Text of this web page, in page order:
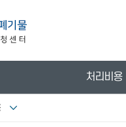
처리비용